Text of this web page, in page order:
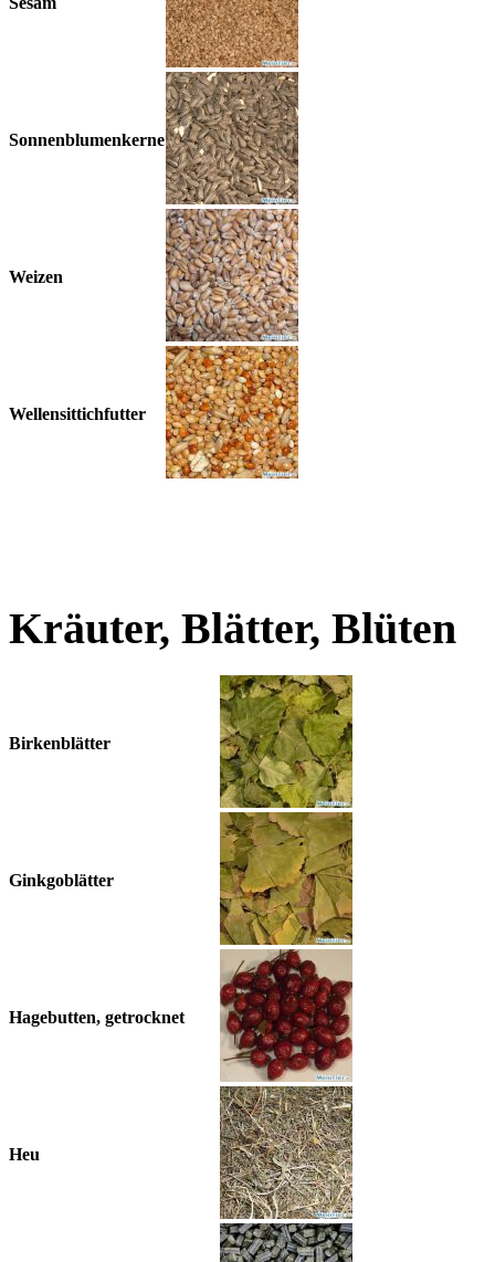
Sonnenblumenkerne
Weizen
Wellensittichfutter
Kräuter, Blätter, Blüten
Birkenblätter
Ginkgoblätter
Hagebutten, getrocknet
Heu